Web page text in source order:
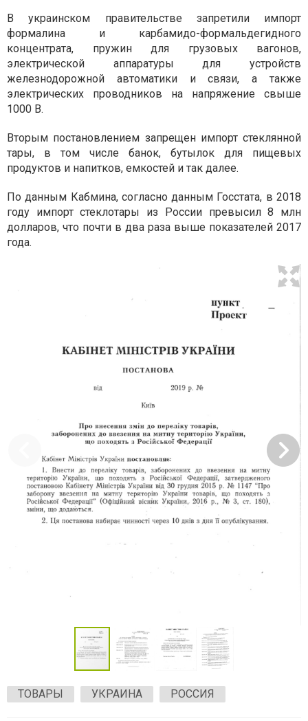
В украинском правительстве запретили импорт
формалина и карбамидо-формальдегидного
концентрата, пружин для грузовых вагонов,
электрической аппаратуры для устройств
железнодорожной автоматики и связи, а также
электрических проводников на напряжение свыше
1000 В.
Вторым постановлением запрещен импорт стеклянной
тары, в том числе банок, бутылок для пищевых
продуктов и напитков, емкостей и так далее.
По данным Кабмина, согласно данным Госстата, в 2018
году импорт стеклотары из России превысил 8 млн
долларов, что почти в два раза выше показателей 2017
года.
ТОВАРЫ УКРАИНА РОССИЯ